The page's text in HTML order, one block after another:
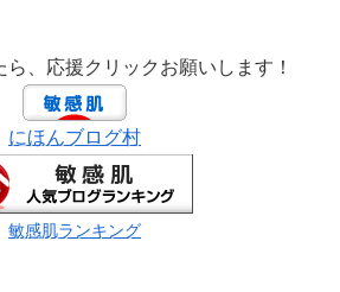
、応援クリックお願いします！
にほんブログ村
敏感肌ランキング